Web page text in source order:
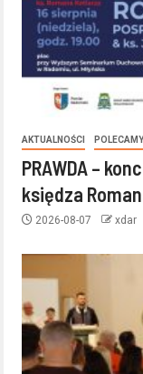
AKTUALNOŚCI POLECAMY
PRAWDA –
księdza
2026-08-07 xdar